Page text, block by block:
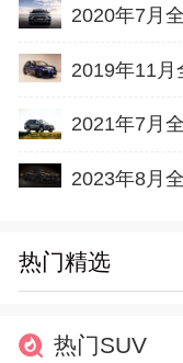
2019年11月
2021年7月
2023年8月
热门精选
热门SUV